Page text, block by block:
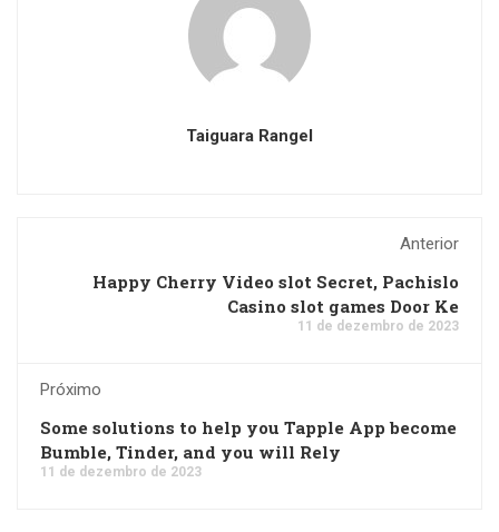
Taiguara Rangel
Anterior
Happy Cherry Video slot Secret, Pachislo
Casino slot games Door Ke
11 de dezembro de 2023
Próximo
Some solutions to help you Tapple App become
Bumble, Tinder, and you will Rely
11 de dezembro de 2023